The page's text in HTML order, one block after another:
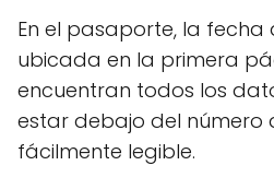
En el pasaporte, la fecha
ubicada en la primera
encuentran todos los
estar debajo del número
fácilmente legible.